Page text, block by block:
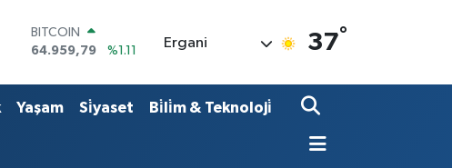
BITCOIN
64.959,79
%1.11
47,7436
%0.18
EURO
Ergani 37°
Yaşam Si̇yaset Bi̇li̇m & Teknoloji̇